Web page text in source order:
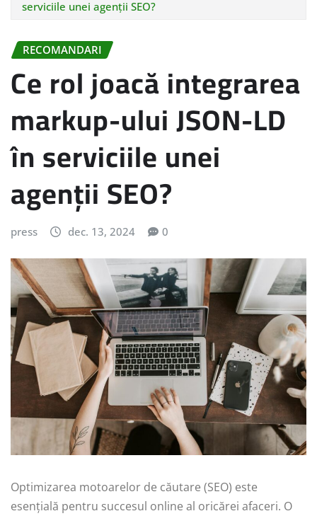
serviciile unei agenții SEO?
RECOMANDARI
Ce rol joacă integrarea
markup-ului JSON-LD
în serviciile unei
agenții SEO?
press dec. 13, 2024 0
Optimizarea motoarelor de căutare (SEO) este
esențială pentru succesul online al oricărei afaceri. O